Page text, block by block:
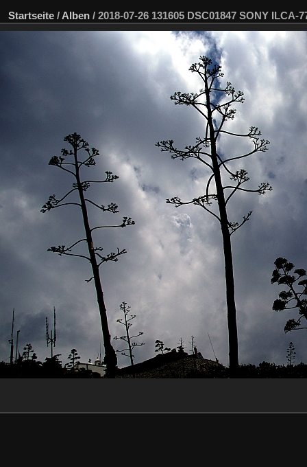
Startseite / Alben / 2018-07-26 131605 DSC01847 SONY ILCA-